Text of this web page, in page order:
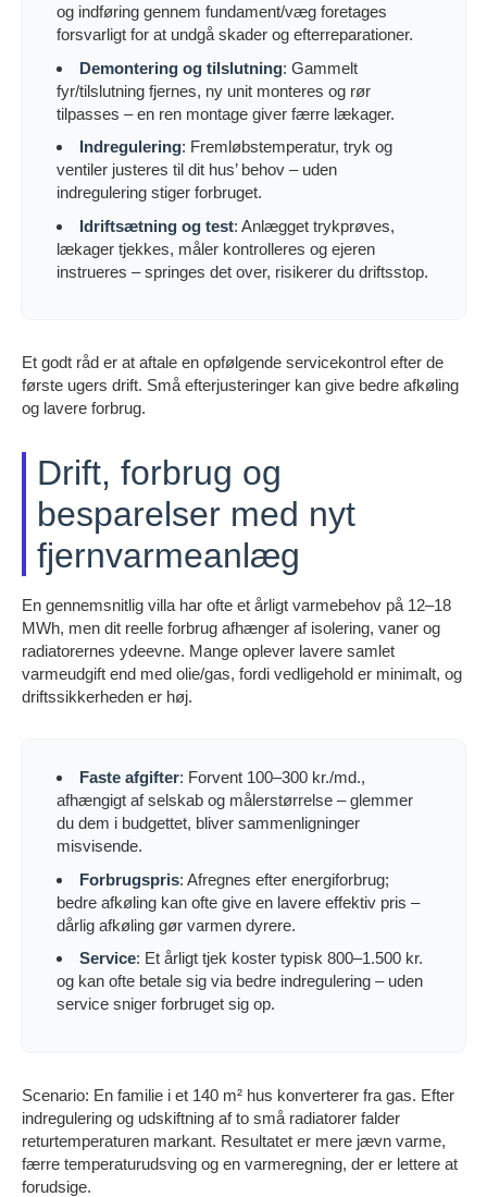
og indføring gennem fundament/væg foretages
forsvarligt for at undgå skader og efterreparationer.
Demontering og tilslutning: Gammelt
fyr/tilslutning fjernes, ny unit monteres og rør
tilpasses – en ren montage giver færre lækager.
Indregulering: Fremløbstemperatur, tryk og
ventiler justeres til dit hus’ behov – uden
indregulering stiger forbruget.
Idriftsætning og test: Anlægget trykprøves,
lækager tjekkes, måler kontrolleres og ejeren
instrueres – springes det over, risikerer du driftsstop.
Et godt råd er at aftale en opfølgende servicekontrol efter de
første ugers drift. Små efterjusteringer kan give bedre afkøling
og lavere forbrug.
Drift, forbrug og
besparelser med nyt
fjernvarmeanlæg
En gennemsnitlig villa har ofte et årligt varmebehov på 12–18
MWh, men dit reelle forbrug afhænger af isolering, vaner og
radiatorernes ydeevne. Mange oplever lavere samlet
varmeudgift end med olie/gas, fordi vedligehold er minimalt, og
driftssikkerheden er høj.
Faste afgifter: Forvent 100–300 kr./md.,
afhængigt af selskab og målerstørrelse – glemmer
du dem i budgettet, bliver sammenligninger
misvisende.
Forbrugspris: Afregnes efter energiforbrug;
bedre afkøling kan ofte give en lavere effektiv pris –
dårlig afkøling gør varmen dyrere.
Service: Et årligt tjek koster typisk 800–1.500 kr.
og kan ofte betale sig via bedre indregulering – uden
service sniger forbruget sig op.
Scenario: En familie i et 140 m² hus konverterer fra gas. Efter
indregulering og udskiftning af to små radiatorer falder
returtemperaturen markant. Resultatet er mere jævn varme,
færre temperaturudsving og en varmeregning, der er lettere at
forudsige.